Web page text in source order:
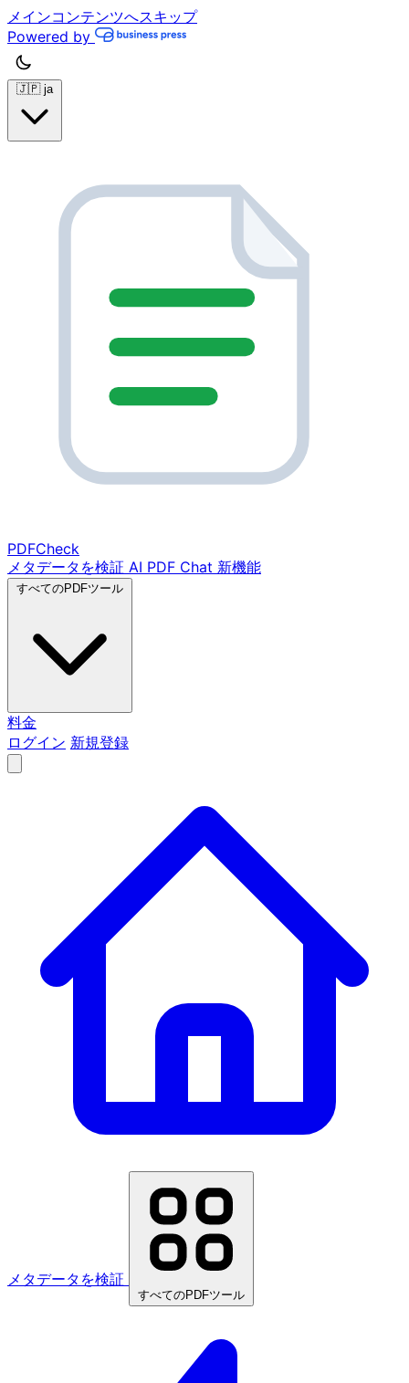
メインコンテンツへスキップ
Powered by
🇯🇵 ja
PDFCheck
メタデータを検証 AI PDF Chat 新機能
すべてのPDFツール
料金
ログイン 新規登録
メタデータを検証
すべてのPDFツール